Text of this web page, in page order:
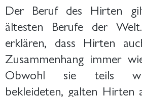
Der Beruf des Hirten
ältesten Berufe der
erklären, dass Hirten
Zusammenhang immer
Obwohl sie teils
bekleideten, galten Hirten